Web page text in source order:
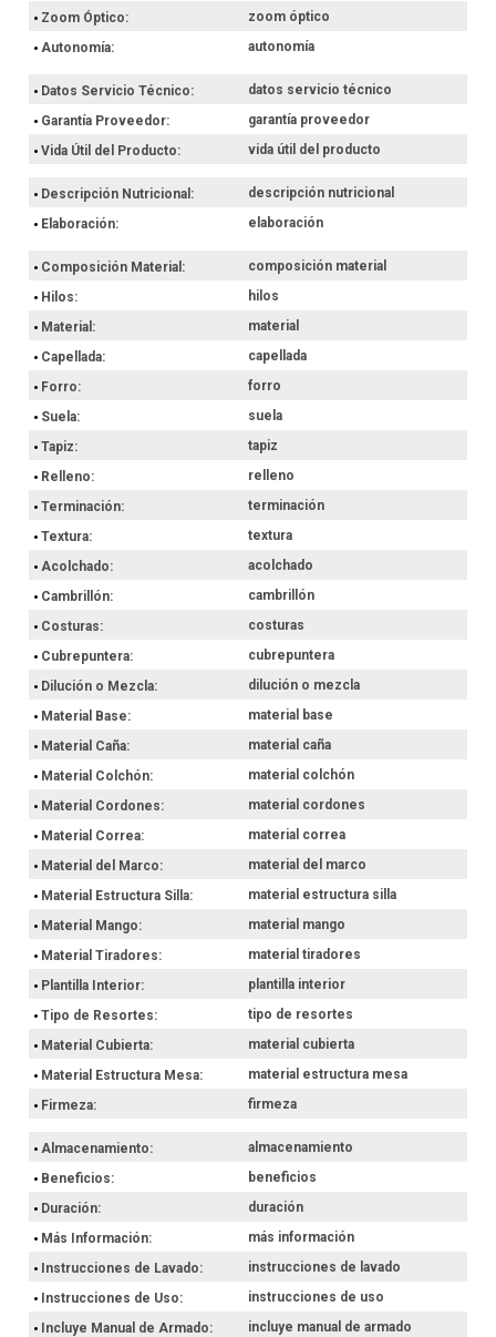
Zoom Óptico
zoom óptico
Autonomía
autonomía
Datos Servicio Técnico
datos servicio técnico
Garantía Proveedor
garantía proveedor
Vida Útil del Producto
vida útil del producto
Descripción Nutricional
descripción nutricional
Elaboración
elaboración
Composición Material
composición material
Hilos
hilos
Material
material
Capellada
capellada
Forro
forro
Suela
suela
Tapiz
tapiz
Relleno
relleno
Terminación
terminación
Textura
textura
Acolchado
acolchado
Cambrillón
cambrillón
Costuras
costuras
Cubrepuntera
cubrepuntera
Dilución o Mezcla
dilución o mezcla
Material Base
material base
Material Caña
material caña
Material Colchón
material colchón
Material Cordones
material cordones
Material Correa
material correa
Material del Marco
material del marco
Material Estructura Silla
material estructura silla
Material Mango
material mango
Material Tiradores
material tiradores
Plantilla Interior
plantilla interior
Tipo de Resortes
tipo de resortes
Material Cubierta
material cubierta
Material Estructura Mesa
material estructura mesa
Firmeza
firmeza
Almacenamiento
almacenamiento
Beneficios
beneficios
Duración
duración
Más Información
más información
Instrucciones de Lavado
instrucciones de lavado
Instrucciones de Uso
instrucciones de uso
Incluye Manual de Armado
incluye manual de armado